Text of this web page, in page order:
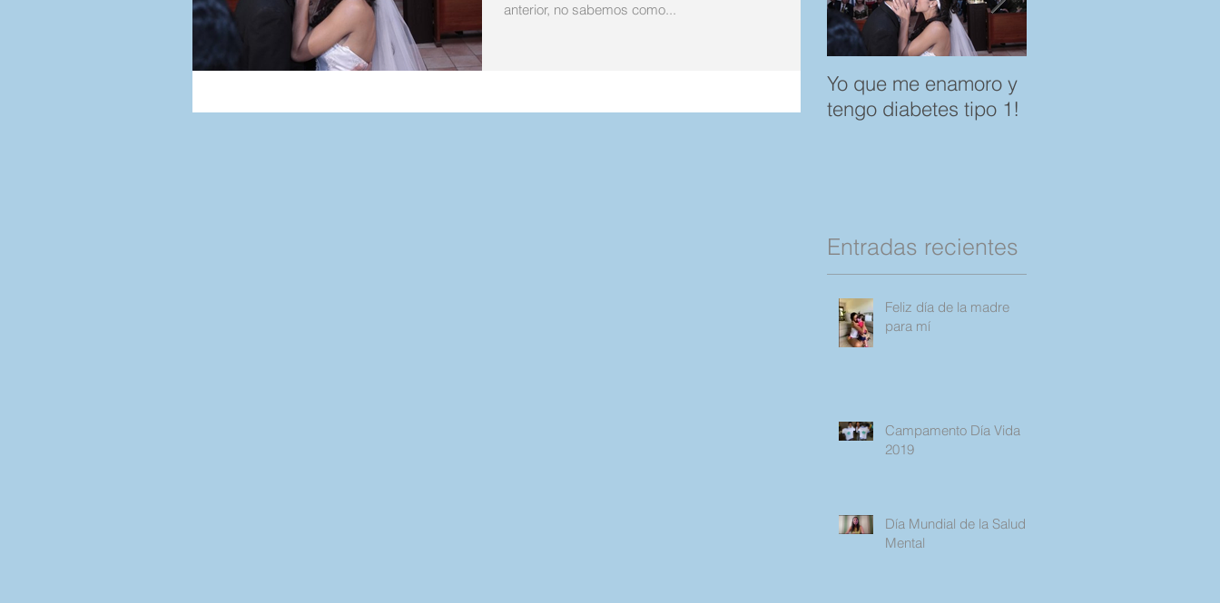
anterior, no sabemos como...
Yo que me enamoro y
tengo diabetes tipo 1!
Entradas recientes
Feliz día de la madre
para mí
Campamento Día Vida
2019
Día Mundial de la Salud
Mental